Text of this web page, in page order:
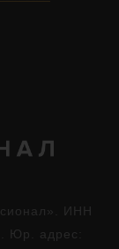
ИНН
Юр. адрес: